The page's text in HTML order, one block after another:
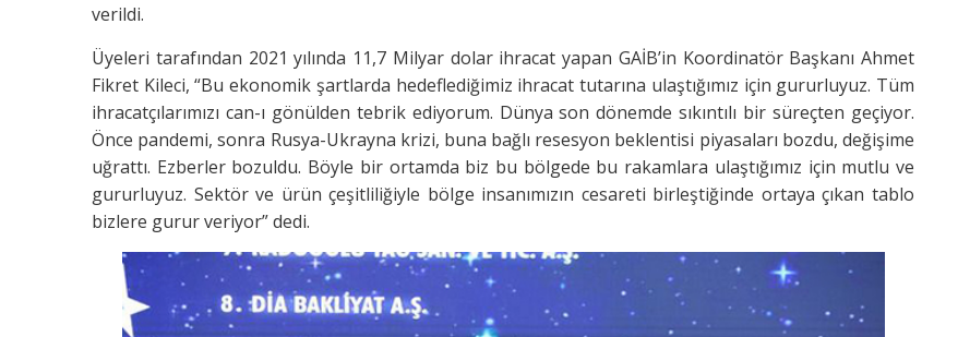
verildi.
Üyeleri tarafından 2021 yılında 11,7 Milyar dolar ihracat yapan GAİB’in Koordinatör Başkanı Ahmet
Fikret Kileci, “Bu ekonomik şartlarda hedeflediğimiz ihracat tutarına ulaştığımız için gururluyuz. Tüm
ihracatçılarımızı can-ı gönülden tebrik ediyorum. Dünya son dönemde sıkıntılı bir süreçten geçiyor.
Önce pandemi, sonra Rusya-Ukrayna krizi, buna bağlı resesyon beklentisi piyasaları bozdu, değişime
uğrattı. Ezberler bozuldu. Böyle bir ortamda biz bu bölgede bu rakamlara ulaştığımız için mutlu ve
gururluyuz. Sektör ve ürün çeşitliliğiyle bölge insanımızın cesareti birleştiğinde ortaya çıkan tablo
bizlere gurur veriyor” dedi.